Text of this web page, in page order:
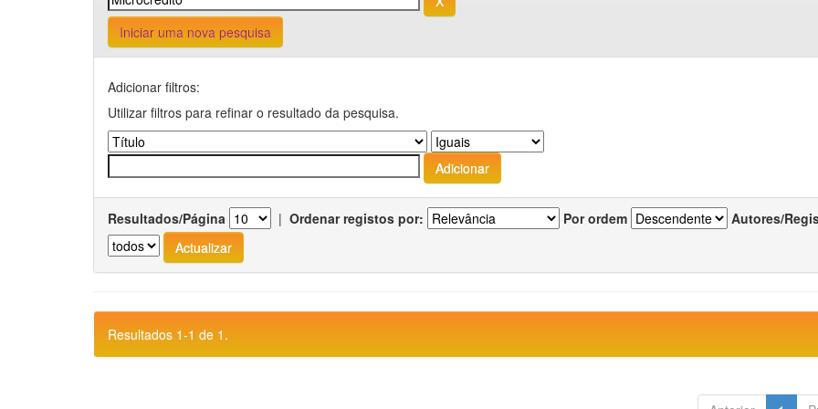
Iniciar uma nova pesquisa
Adicionar filtros:
Utilizar filtros para refinar o resultado da pesquisa.
Resultados/Página | Ordenar registos por: Por ordem Autores/
Resultados 1-1 de 1.